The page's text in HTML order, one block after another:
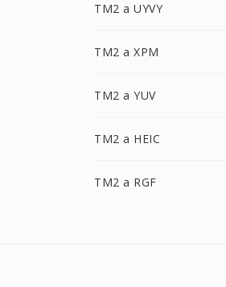
TM2 a UYVY
TM2 a XPM
TM2 a YUV
TM2 a HEIC
TM2 a RGF